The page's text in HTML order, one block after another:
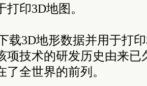
印3D地图。
载3D地形数据并用于打
项技术的研发历史由来已
了全世界的前列。